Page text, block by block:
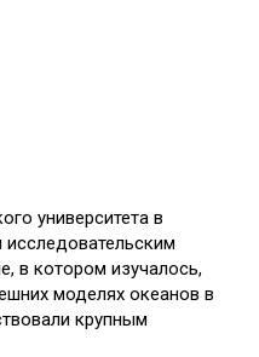
университета в
в котором изучалось,
моделях океанов в
крупным